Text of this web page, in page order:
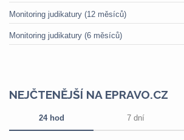
Monitoring judikatury (12 měsíců)
Monitoring judikatury (6 měsíců)
NEJČTENĚJŠÍ NA EPRAVO.CZ
24 hod 7 dní